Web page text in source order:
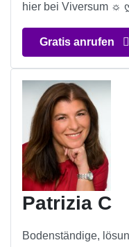
hier bei Viversum ☼
Gratis anrufen
Patrizia C
Bodenständige,